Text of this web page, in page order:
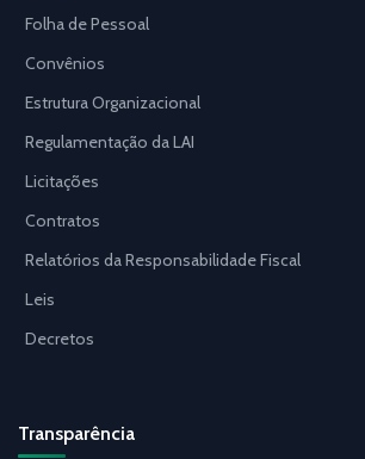
Folha de Pessoal
Convênios
Estrutura Organizacional
Regulamentação da LAI
Licitações
Contratos
Relatórios da Responsabilidade Fiscal
Leis
Decretos
Transparência